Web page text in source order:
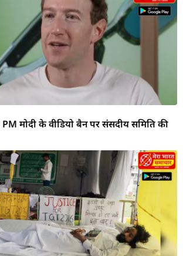
मोदी के वीडियो बैन पर संसदीय समिति की